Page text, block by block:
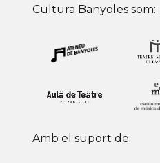
Cultura Banyoles som:
Amb el suport de: